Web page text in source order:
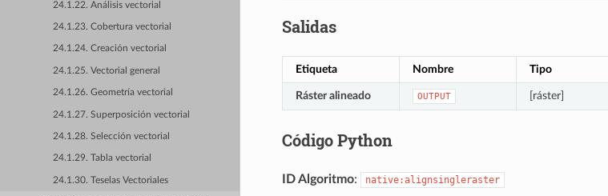
24.1.22. Análisis vectorial
24.1.23. Cobertura vectorial
24.1.24. Creación vectorial
24.1.25. Vectorial general
24.1.26. Geometría vectorial
24.1.27. Superposición vectorial
24.1.28. Selección vectorial
24.1.29. Tabla vectorial
24.1.30. Teselas Vectoriales
Salidas
Etiqueta Nombre Tipo
Ráster alineado OUTPUT [ráster]
Código Python
ID Algoritmo: native:alignsingleraster